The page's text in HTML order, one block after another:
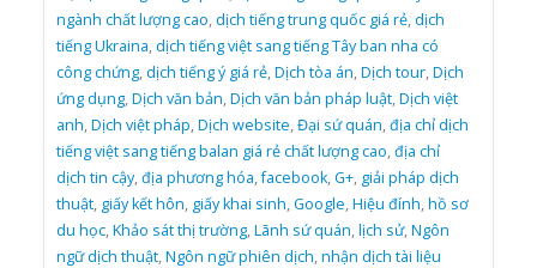
ngành chất lượng cao,dịch tiếng trung quốc giá rẻ,dịch
tiếng Ukraina,dịch tiếng việt sang tiếng Tây ban nha có
công chứng,dịch tiếng ý giá rẻ,Dịch tòa án,Dịch tour,Dịch
ứng dụng,Dịch văn bản,Dịch văn bản pháp luật,Dịch việt
anh,Dịch việt pháp,Dịch website,Đại sứ quán,địa chỉ dịch
tiếng việt sang tiếng balan giá rẻ chất lượng cao,địa chỉ
dịch tin cậy,địa phương hóa,facebook,G+, giải pháp dịch
thuật, giấy kết hôn, giấy khai sinh,Google,Hiệu đính,hồ sơ
du học,Khảo sát thị trường,Lãnh sứ quán,lịch sử,Ngôn
ngữ dịch thuật,Ngôn ngữ phiên dịch,nhận dịch tài liệu